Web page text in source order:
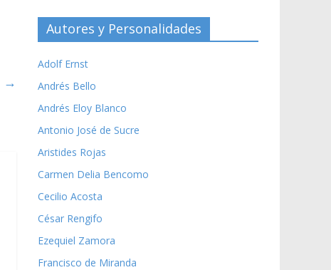
→
Autores y Personalidades
Adolf Ernst
Andrés Bello
Andrés Eloy Blanco
Antonio José de Sucre
Aristides Rojas
Carmen Delia Bencomo
Cecilio Acosta
César Rengifo
Ezequiel Zamora
Francisco de Miranda